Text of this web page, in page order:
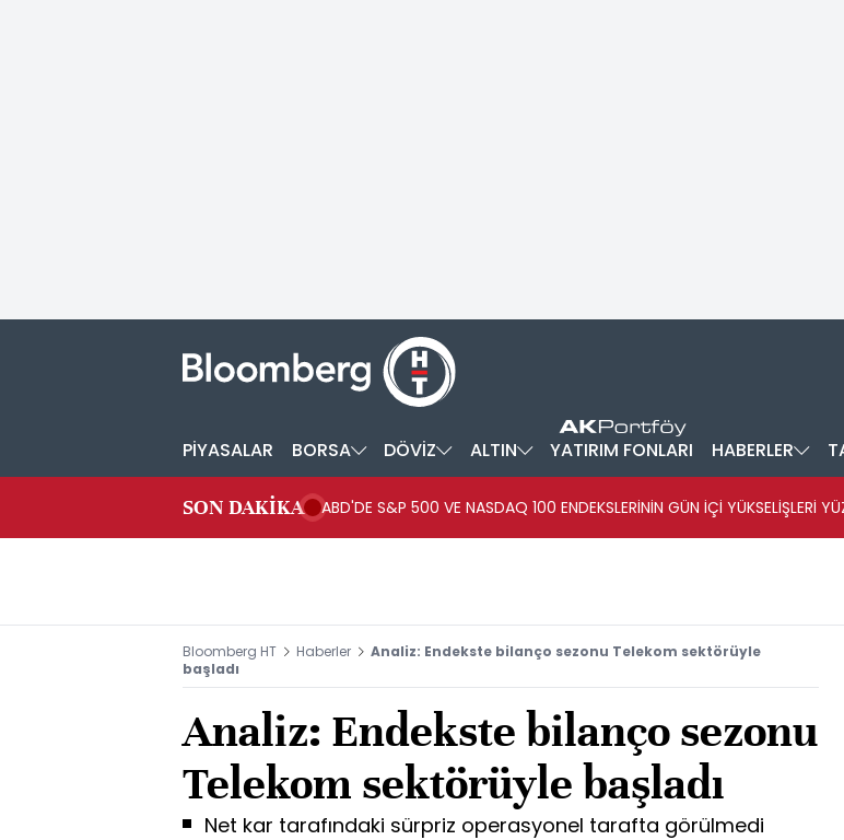
PİYASALAR BORSA DÖVİZ ALTIN YATIRIM FONLARI HABERLER
SON DAKİKA ABD'DE S&P 500 VE NASDAQ 100 ENDEKSLERİNİN GÜN İÇİ YÜKSELİŞLERİ
Bloomberg HT Haberler
Analiz: Endekste bilanço sezonu Telekom sektörüyle
başladı
Analiz: Endekste bilanço sezonu
Telekom sektörüyle başladı
Net kar tarafındaki sürpriz operasyonel tarafta görülmedi